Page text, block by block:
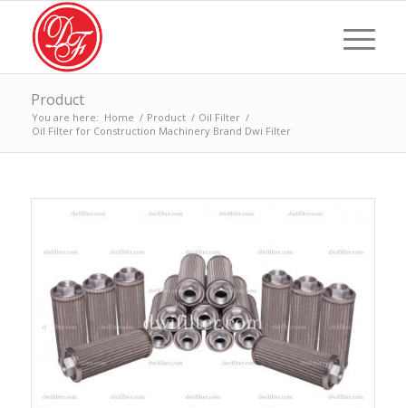
Product
You are here: Home / Product / Oil Filter /
Oil Filter for Construction Machinery Brand Dwi Filter